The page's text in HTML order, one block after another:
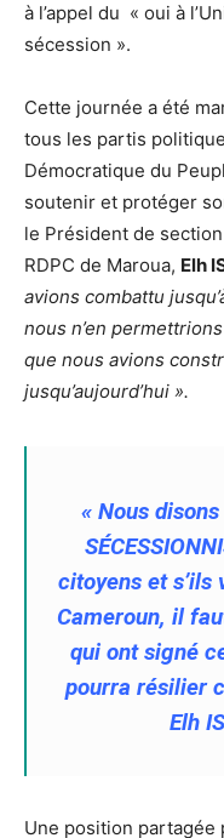
à l’appel du « oui à
sécession ».
Cette journée a été
tous les partis
Démocratique du
soutenir et protéger
le Président de
RDPC de Maroua, Elh
avions combattu
nous n’en
que nous avions
jusqu’aujourd’hui ».
« Nous
citoyens et s’ils
Cameroun, il
qui ont signé
pourra résilier
Elh
Une position partagée